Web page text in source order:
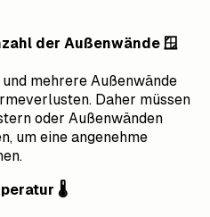
der Außenwände 🪟
mehrere Außenwände
Daher müssen
oder Außenwänden
um eine angenehme
🌡️